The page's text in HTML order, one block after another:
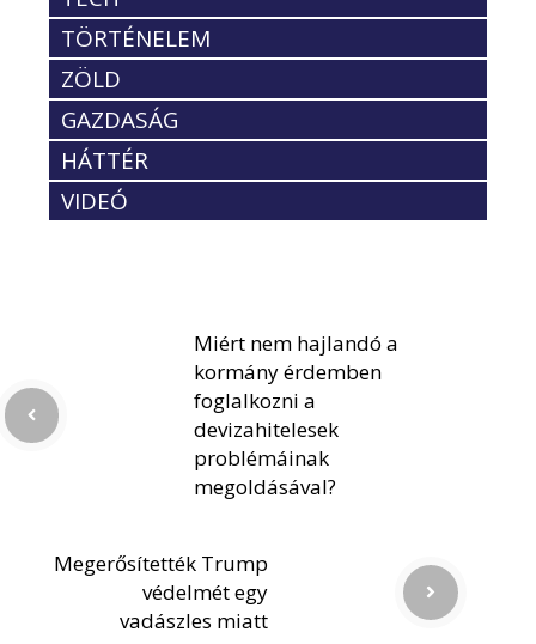
TÖRTÉNELEM
ZÖLD
GAZDASÁG
HÁTTÉR
VIDEÓ
Miért nem hajlandó a
kormány érdemben
foglalkozni a
devizahitelesek
problémáinak
megoldásával?
Megerősítették Trump
védelmét egy
vadászles miatt